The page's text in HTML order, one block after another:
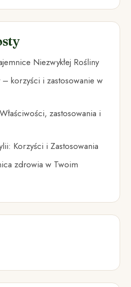
Niezwykłej Rośliny
korzyści i zastosowanie w
zastosowania i
Korzyści i Zastosowania
zdrowia w Twoim